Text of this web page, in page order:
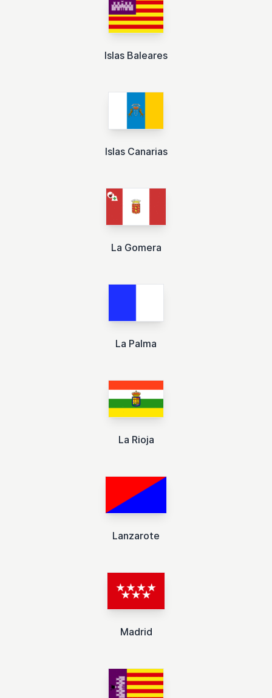
Islas Baleares
Islas Canarias
La Gomera
La Palma
La Rioja
Lanzarote
Madrid